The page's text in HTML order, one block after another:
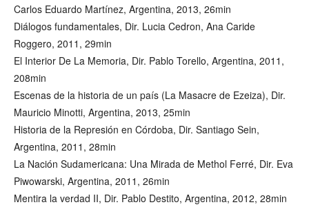
Carlos Eduardo Martínez, Argentina, 2013, 26min
Diálogos fundamentales, Dir. Lucia Cedron, Ana Caride
Roggero, 2011, 29min
El Interior De La Memoria, Dir. Pablo Torello, Argentina, 2011,
208min
Escenas de la historia de un país (La Masacre de Ezeiza), Dir.
Mauricio Minotti, Argentina, 2013, 25min
Historia de la Represión en Córdoba, Dir. Santiago Sein,
Argentina, 2011, 28min
La Nación Sudamericana: Una Mirada de Methol Ferré, Dir. Eva
Piwowarski, Argentina, 2011, 26min
Mentira la verdad II, Dir. Pablo Destito, Argentina, 2012, 28min